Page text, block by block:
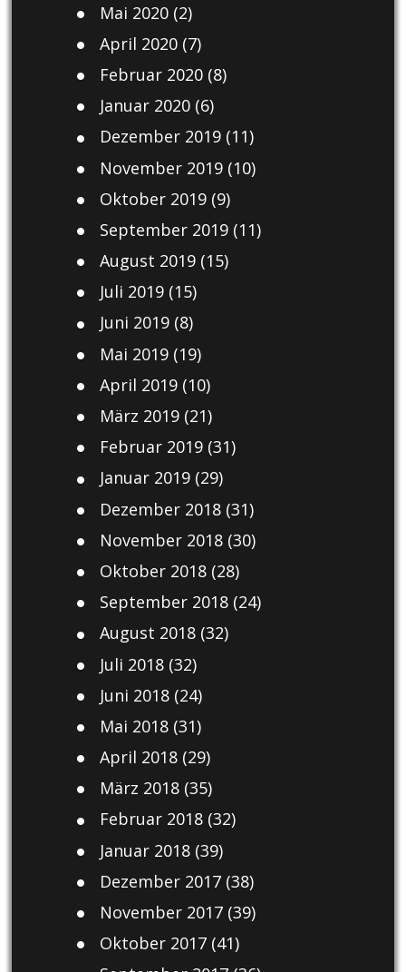
Mai 2020(2)
April 2020(7)
Februar 2020(8)
Januar 2020(6)
Dezember 2019(11)
November 2019(10)
Oktober 2019(9)
September 2019(11)
August 2019(15)
Juli 2019(15)
Juni 2019(8)
Mai 2019(19)
April 2019(10)
März 2019(21)
Februar 2019(31)
Januar 2019(29)
Dezember 2018(31)
November 2018(30)
Oktober 2018(28)
September 2018(24)
August 2018(32)
Juli 2018(32)
Juni 2018(24)
Mai 2018(31)
April 2018(29)
März 2018(35)
Februar 2018(32)
Januar 2018(39)
Dezember 2017(38)
November 2017(39)
Oktober 2017(41)